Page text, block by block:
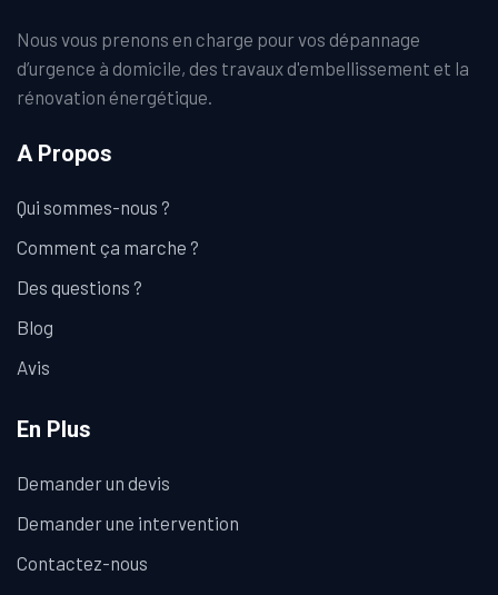
Nous vous prenons en charge pour vos dépannage
d’urgence à domicile, des travaux d'embellissement et la
rénovation énergétique.
A Propos
Qui sommes-nous ?
Comment ça marche ?
Des questions ?
Blog
Avis
En Plus
Demander un devis
Demander une intervention
Contactez-nous